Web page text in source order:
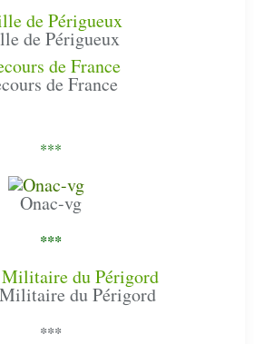
de Périgueux
de France
***
Onac-vg
***
du Périgord
***